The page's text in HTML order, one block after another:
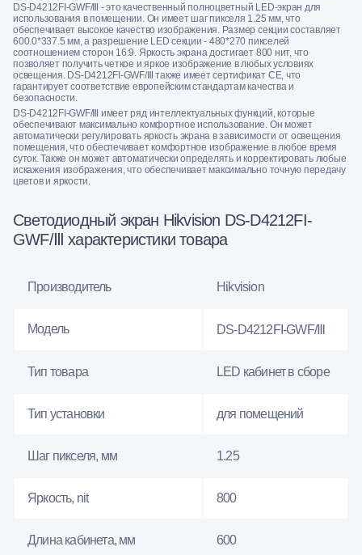
DS-D4212FI-GWF/Ⅲ - это качественный полноцветный LED-экран для
использования в помещении. Он имеет шаг пикселя 1.25 мм, что
обеспечивает высокое качество изображения. Размер секции составляет
600.0*337.5 мм, а разрешение LED секции - 480*270 пикселей
соотношением сторон 16:9. Яркость экрана достигает 800 нит, что
позволяет получить четкое и яркое изображение в любых условиях
освещения. DS-D4212FI-GWF/Ⅲ также имеет сертификат СЕ, что
гарантирует соответствие европейским стандартам качества и
безопасности.
DS-D4212FI-GWF/Ⅲ имеет ряд интеллектуальных функций, которые
обеспечивают максимально комфортное использование. Он может
автоматически регулировать яркость экрана в зависимости от освещения
помещения, что обеспечивает комфортное изображение в любое время
суток. Также он может автоматически определять и корректировать любые
искажения изображения, что обеспечивает максимально точную передачу
цветов и яркости.
Светодиодный экран Hikvision DS-D4212FI-
GWF/Ⅲ характеристики товара
Производитель Hikvision
Модель DS-D4212FI-GWF/Ⅲ
Тип товара LED кабинет в сборе
Тип установки для помещений
Шаг пикселя, мм 1.25
Яркость, nit 800
Длина кабинета, мм 600